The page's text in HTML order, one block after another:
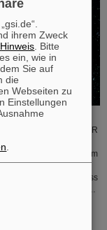
von GSI/FAIR
in stellaren Events
weiter anzunähern. Zum
Netzwerks zum
im r-Prozess
Ergebnisse sind im…
ihrem Zweck
. Bitte
ein, wie in
Sie auf
die
Webseiten zu
Einstellungen